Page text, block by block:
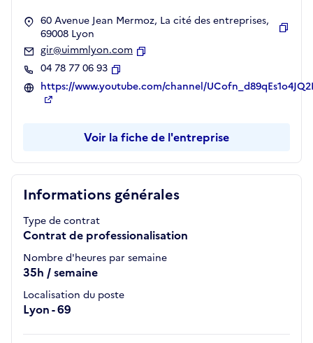
Informations générales
Type de contrat
Contrat de professionalisation
Nombre d'heures par semaine
35h / semaine
Localisation du poste
Lyon - 69
60 Avenue Jean Mermoz, La cité des entreprises,
69008 Lyon
gir@uimmlyon.com
04 78 77 06 93
Copier
https://www.youtube.com/channel/
Voir la fiche de l'entreprise